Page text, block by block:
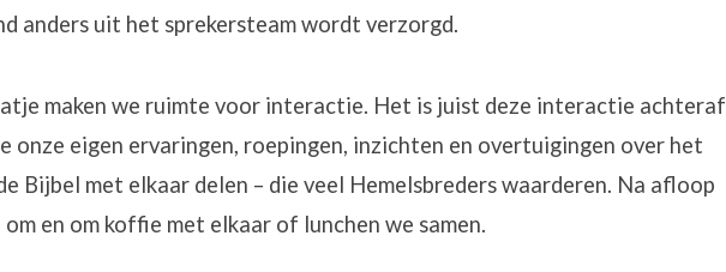
anders uit het sprekersteam wordt verzorgd.
maken we ruimte voor interactie. Het is juist deze interactie achteraf
onze eigen ervaringen, roepingen, inzichten en overtuigingen over het
Bijbel met elkaar delen – die veel Hemelsbreders waarderen. Na afloop
om en om koffie met elkaar of lunchen we samen.